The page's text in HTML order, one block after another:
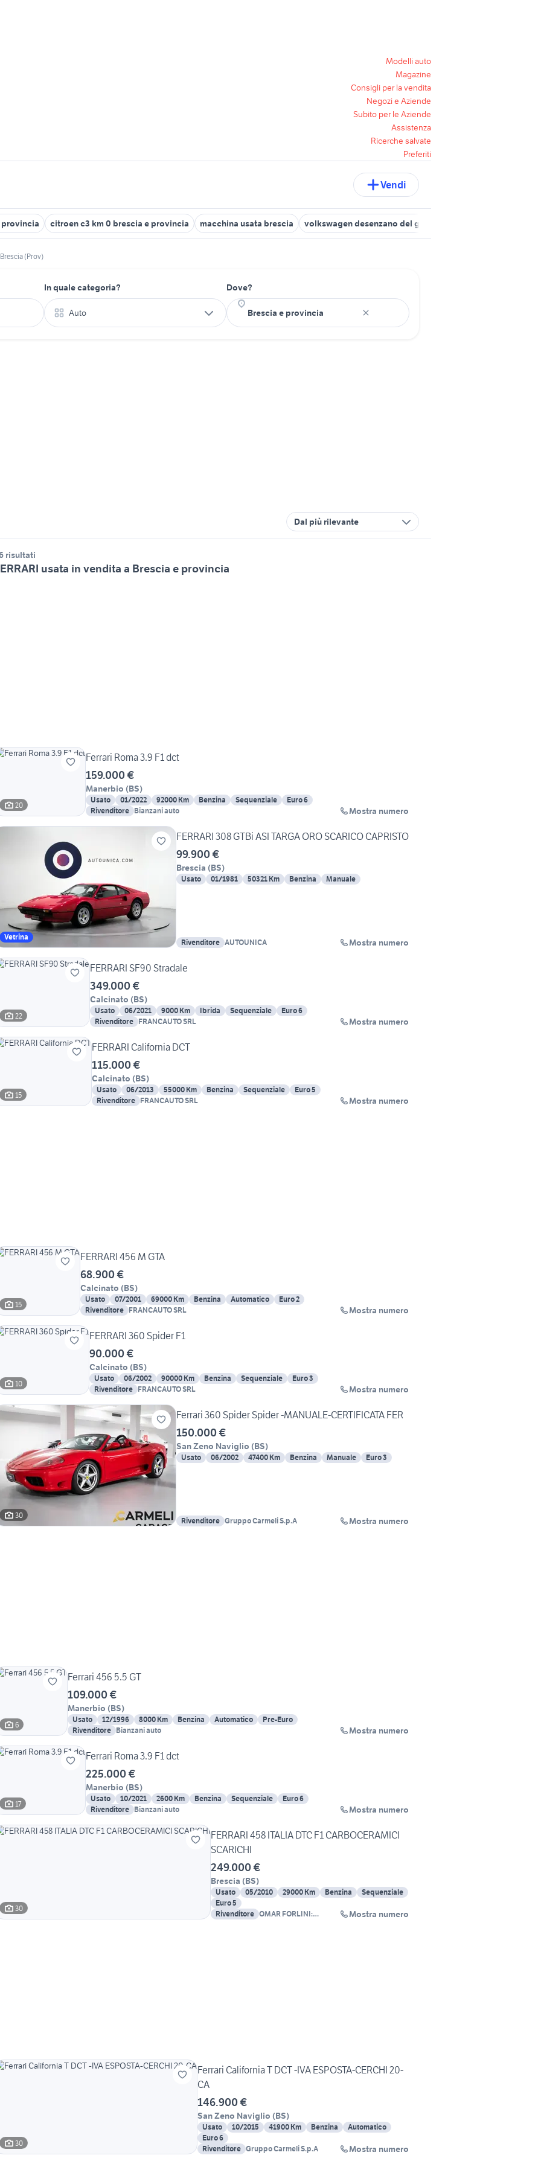
Modelli auto
Magazine
Consigli per la vendita
Negozi e Aziende
Subito per le Aziende
Assistenza
Ricerche salvate
Preferiti
Vendi
provincia citroen c3 km 0 brescia e provincia macchina usata brescia volkswagen desenzano del garda
Brescia (Prov)
In quale categoria?
Auto
Dove?
Dal più rilevante
risultati
usata in vendita a Brescia e provincia
20
Ferrari Roma 3.9 F1 dct
159.000 €
Manerbio (BS)
Usato 01/2022 92000 Km Benzina Sequenziale
Euro 6
Rivenditore Bianzani auto Mostra numero
Vetrina
FERRARI 308 GTBi ASI TARGA ORO SCARICO CAPRISTO
99.900 €
Brescia (BS)
Usato 01/1981 50321 Km Benzina Manuale
Rivenditore AUTOUNICA Mostra numero
22
FERRARI SF90 Stradale
349.000 €
Calcinato (BS)
Usato 06/2021 9000 Km Ibrida Sequenziale
Euro 6
Rivenditore FRANCAUTO SRL Mostra numero
15
FERRARI California DCT
115.000 €
Calcinato (BS)
Usato 06/2013 55000 Km Benzina Sequenziale
Euro 5
Rivenditore FRANCAUTO SRL Mostra numero
15
FERRARI 456 M GTA
68.900 €
Calcinato (BS)
Usato 07/2001 69000 Km Benzina Automatico
Euro 2
Rivenditore FRANCAUTO SRL Mostra numero
10
FERRARI 360 Spider F1
90.000 €
Calcinato (BS)
Usato 06/2002 90000 Km Benzina Sequenziale
Euro 3
Rivenditore FRANCAUTO SRL Mostra numero
30
Ferrari 360 Spider Spider -MANUALE-CERTIFICATA FER
150.000 €
San Zeno Naviglio (BS)
Usato 06/2002 47400 Km Benzina Manuale Euro 3
Rivenditore Gruppo Carmeli S.p.A Mostra numero
6
Ferrari 456 5.5 GT
109.000 €
Manerbio (BS)
Usato 12/1996 8000 Km Benzina Automatico
Pre-Euro
Rivenditore Bianzani auto Mostra numero
17
Ferrari Roma 3.9 F1 dct
225.000 €
Manerbio (BS)
Usato 10/2021 2600 Km Benzina Sequenziale
Euro 6
Rivenditore Bianzani auto Mostra numero
30
FERRARI 458 ITALIA DTC F1 CARBOCERAMICI
SCARICHI
249.000 €
Brescia (BS)
Usato 05/2010 29000 Km Benzina
Sequenziale
Euro 5
Rivenditore OMAR FORLINI:
Mostra numero
30
Ferrari California T DCT -IVA ESPOSTA-CERCHI 20-
CA
146.900 €
San Zeno Naviglio (BS)
Usato 10/2015 41900 Km Benzina
Automatico
Euro 6
Rivenditore Gruppo Carmeli S.p.A Mostra numero